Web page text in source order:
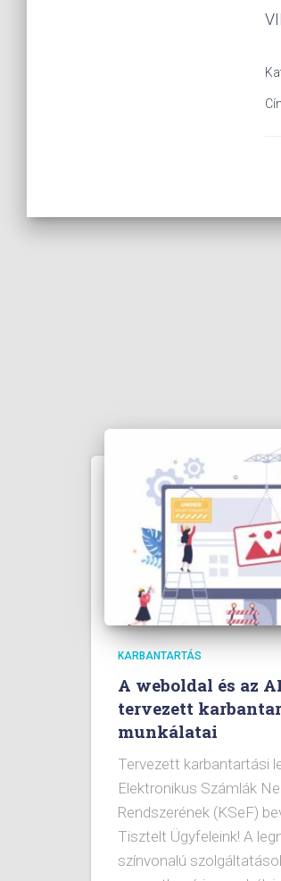
KARBANTARTÁS
A weboldal és az
tervezett
munkálatai
Tervezett karbantartási
Elektronikus Számlák
Rendszerének (KSeF)
Tisztelt Ügyfeleink! A
színvonalú